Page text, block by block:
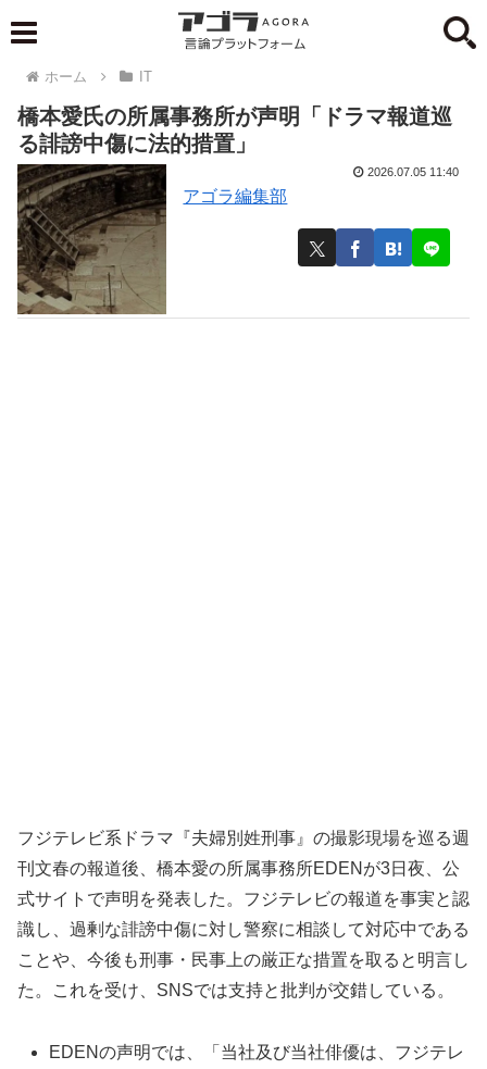
ホーム IT
橋本愛氏の所属事務所が声明「ドラマ報道巡
る誹謗中傷に法的措置」
アゴラ編集部
2026.07.05 11:40
フジテレビ系ドラマ『夫婦別姓刑事』の撮影現場を巡る週
刊文春の報道後、橋本愛の所属事務所EDENが3日夜、公
式サイトで声明を発表した。フジテレビの報道を事実と認
識し、過剰な誹謗中傷に対し警察に相談して対応中である
ことや、今後も刑事・民事上の厳正な措置を取ると明言し
た。これを受け、SNSでは支持と批判が交錯している。
EDENの声明では、「当社及び当社俳優は、フジテレ